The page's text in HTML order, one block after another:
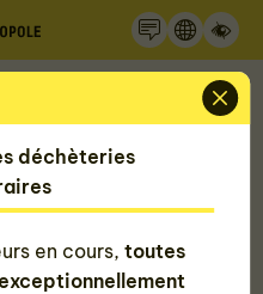
déchèteries
en cours,toutes